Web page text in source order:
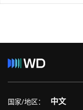
国家/地区： 中文